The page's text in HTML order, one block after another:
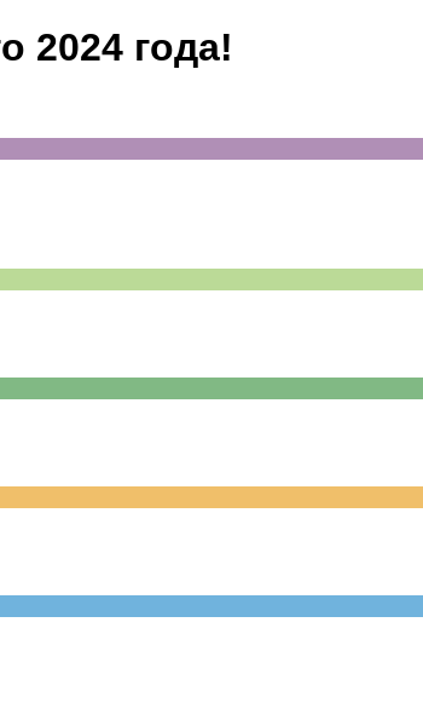
2024 года!